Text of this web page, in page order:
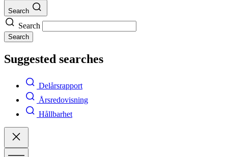
Search
Search
Search
Suggested searches
Delårsrapport
Årsredovisning
Hållbarhet